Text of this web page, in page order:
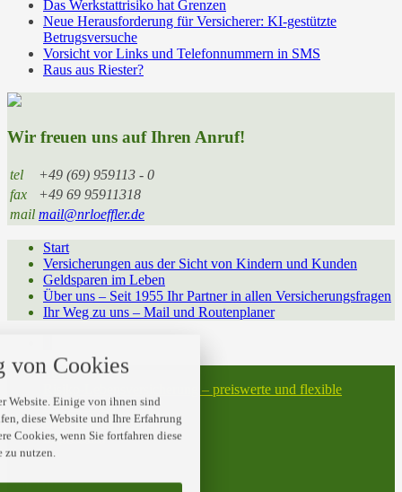
Das Werkstattrisiko hat Grenzen
Neue Herausforderung für Versicherer: KI-gestützte
Betrugsversuche
Vorsicht vor Links und Telefonnummern in SMS
Raus aus Riester?
Wir freuen uns auf Ihren Anruf!
tel
+49 (69) 959113 - 0
fax
+49 69 95911318
mail mail@nrloeffler.de
Start
Versicherungen aus der Sicht von Kindern und Kunden
Geldsparen im Leben
Über uns – Seit 1955 Ihr Partner in allen Versicherungsfragen
Ihr Weg zu uns – Mail und Routenplaner
Start
Risiko-Lebensversicherung – preiswerte und flexible
Absicherung
Datenschutz
Impressum
twin Homepages
von Cookies
Website. Einige von ihnen sind
diese Website und Ihre Erfahrung
Cookies, wenn Sie fortfahren diese
zu nutzen.
alle verwendeten Cookies und
Kategorien zu akzeptieren
Notwendig
Performance